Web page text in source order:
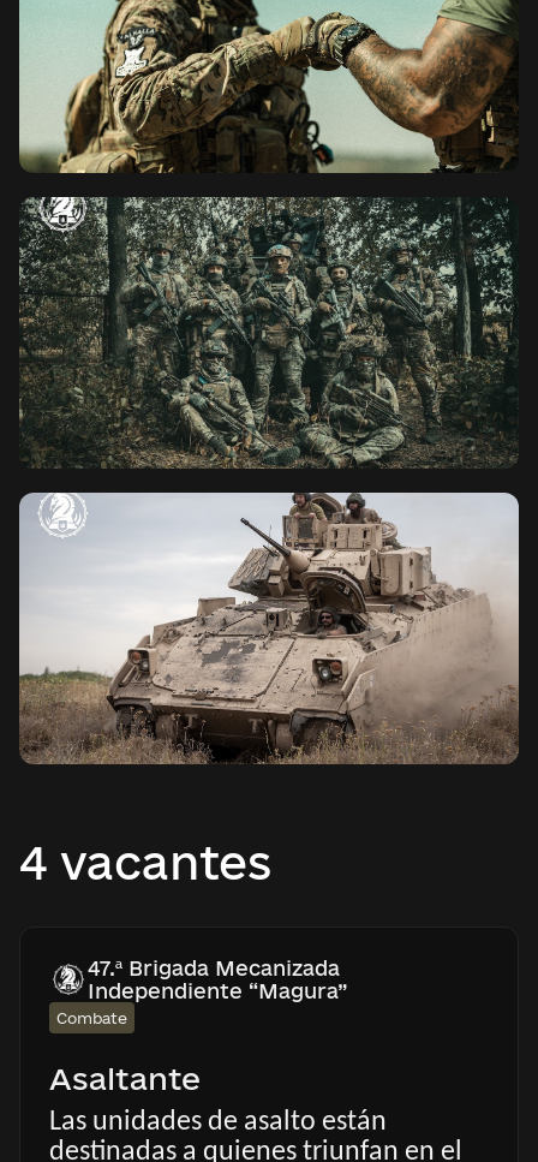
4 vacantes
47.ª Brigada Mecanizada
Independiente “Magura”
Combate
Asaltante
Las unidades de asalto están
destinadas a quienes triunfan en el